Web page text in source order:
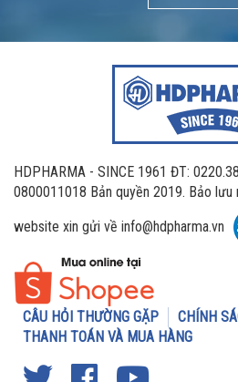
HDPHARMA - SINCE 1961 ĐT:
0800011018 Bản quyền 2019. Bảo lưu
website xin gửi về info@hdpharma.vn
CÂU HỎI THƯỜNG GẶP
CHÍNH
THANH TOÁN VÀ MUA HÀNG